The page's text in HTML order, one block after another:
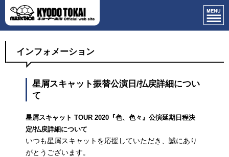
インフォメーション
星屑スキャット振替公演日/払戻詳細につい
て
星屑スキャット TOUR 2020 『色、色々』公演延期日程決
定/払戻詳細について
いつも星屑スキャットを応援していただき、誠にあり
がとうございます。